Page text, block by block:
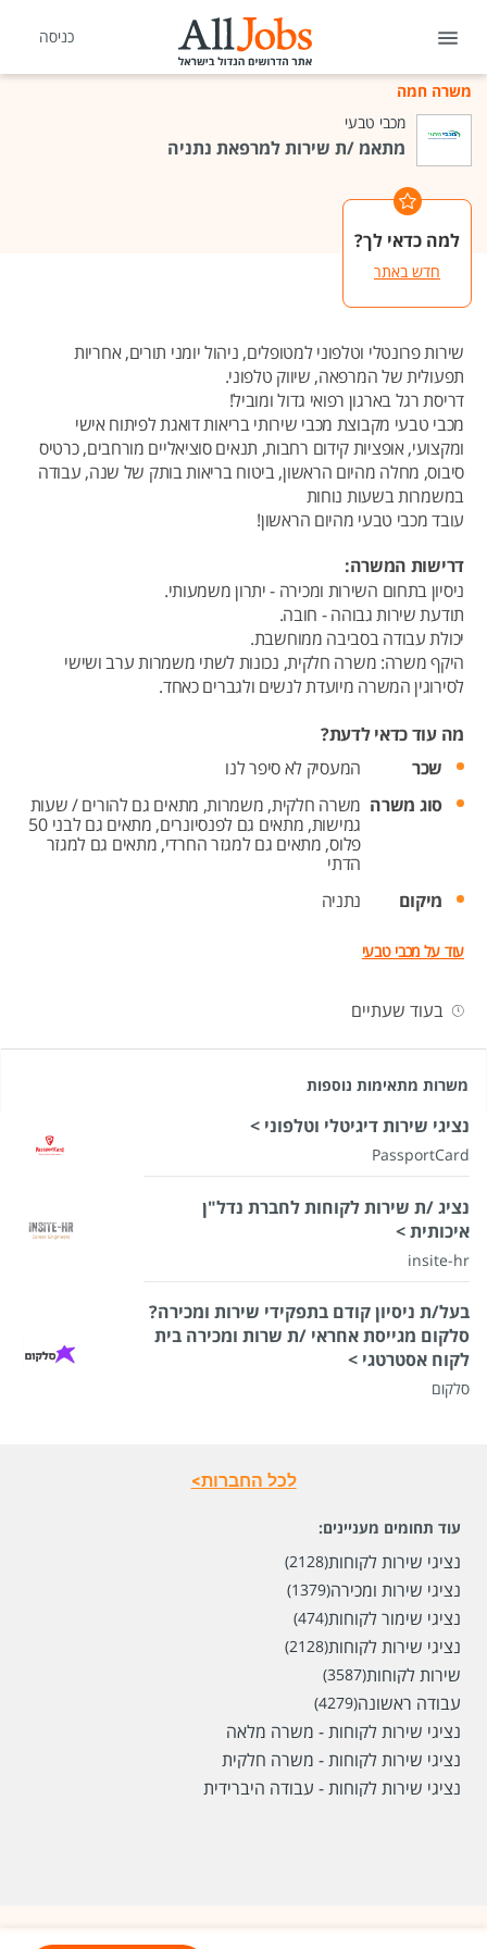
כניסה
משרה חמה
מכבי טבעי
מתאמ /ת שירות למרפאת נתניה
למה כדאי לך?
חדש באתר
שירות פרונטלי וטלפוני למטופלים, ניהול יומני תורים, אחריות
תפעולית של המרפאה, שיווק טלפוני.
דריסת רגל בארגון רפואי גדול ומוביל!
מכבי טבעי מקבוצת מכבי שירותי בריאות דואגת לפיתוח אישי
ומקצועי, אופציות קידום רחבות, תנאים סוציאליים מורחבים, כרטיס
סיבוס, מחלה מהיום הראשון, ביטוח בריאות בותק של שנה, עבודה
במשמרות בשעות נוחות
עובד מכבי טבעי מהיום הראשון!
דרישות המשרה:
ניסיון בתחום השירות ומכירה - יתרון משמעותי.
תודעת שירות גבוהה - חובה.
יכולת עבודה בסביבה ממוחשבת.
היקף משרה: משרה חלקית, נכונות לשתי משמרות ערב ושישי
לסירוגין המשרה מיועדת לנשים ולגברים כאחד.
מה עוד כדאי לדעת?
שכר
המעסיק לא סיפר לנו
סוג משרה משרה חלקית, משמרות, מתאים גם להורים / שעות
גמישות, מתאים גם לפנסיונרים,
מתאים גם לבני 50
פלוס, מתאים גם למגזר החרדי, מתאים גם למגזר
הדתי
מיקום
נתניה
עוד על מכבי טבעי
בעוד שעתיים
משרות מתאימות נוספות
נציגי שירות דיגיטלי וטלפוני >
PassportCard
נציג /ת שירות לקוחות לחברת נדל"ן
איכותית >
insite-hr
בעל/ת ניסיון קודם בתפקידי שירות ומכירה?
סלקום מגייסת אחראי /ת שרות ומכירה בית
לקוח אסטרטגי >
סלקום
לכל החברות>
עוד תחומים מעניינים:
נציגי שירות לקוחות(2128)
נציגי שירות ומכירה(1379)
נציגי שימור לקוחות(474)
נציגי שירות לקוחות(2128)
שירות לקוחות(3587)
עבודה ראשונה(4279)
נציגי שירות לקוחות - משרה מלאה
נציגי שירות לקוחות - משרה חלקית
נציגי שירות לקוחות - עבודה היברידית